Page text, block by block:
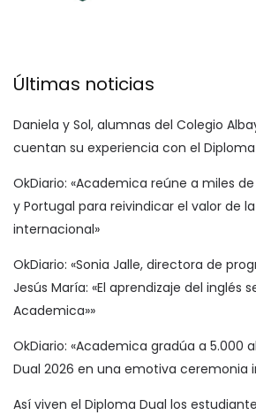
Últimas noticias
Daniela y Sol, alumnas del Colegio
cuentan su experiencia con el
OkDiario: «Academica reúne a miles
y Portugal para reivindicar el valor de
internacional»
OkDiario: «Sonia Jalle, directora de
Jesús María: «El aprendizaje del inglés
Academica»»
OkDiario: «Academica gradúa a 5.000
Dual 2026 en una emotiva ceremonia
Así viven el Diploma Dual los